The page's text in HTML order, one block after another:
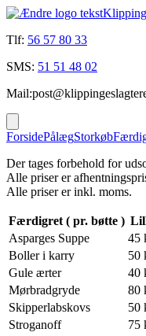
Tlf: 56 57 80 33
SMS: 51 51 48 02
Mail:
ForsidePålægStorkøb
Der tages forbehold for
Alle priser er
Alle priser er inkl. moms.
Færdigret ( pr. bøtte )
Asparges Suppe
45
Boller i karry
50
Gule ærter
40
Mørbradgryde
80
Skipperlabskovs
50
Stroganoff
75